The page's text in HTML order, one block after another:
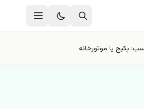
پکیج یا موتورخانه